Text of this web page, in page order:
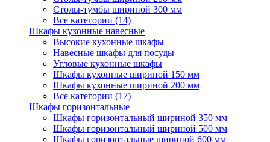
Столы-тумбы шириной 300 мм
Все категории (14)
Шкафы кухонные навесные
Высокие кухонные шкафы
Навесные шкафы для посуды
Угловые кухонные шкафы
Шкафы кухонные шириной 150 мм
Шкафы кухонные шириной 200 мм
Все категории (17)
Шкафы горизонтальные
Шкафы горизонтальный шириной 350 мм
Шкафы горизонтальный шириной 500 мм
Шкафы горизонтальные шириной 600 мм